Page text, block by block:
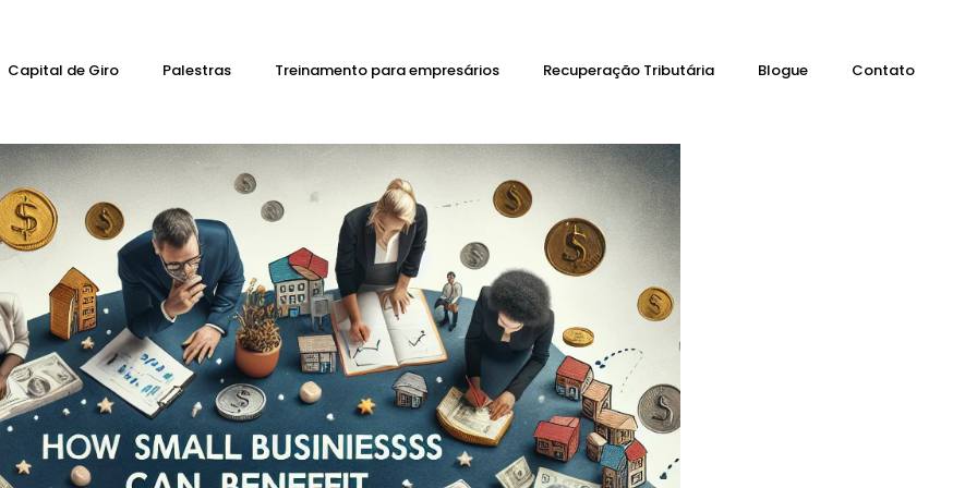
Capital de Giro Palestras Treinamento para empresários Recuperação Tributária Blogue Contato